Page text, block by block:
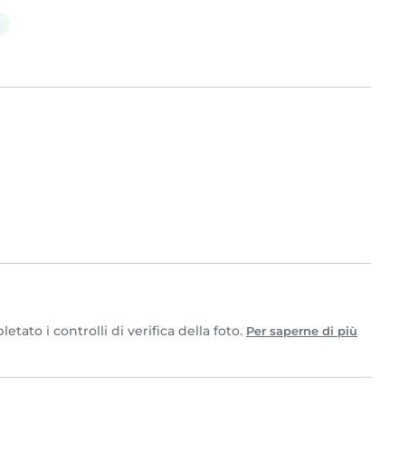
i controlli di verifica della foto. Per saperne di più